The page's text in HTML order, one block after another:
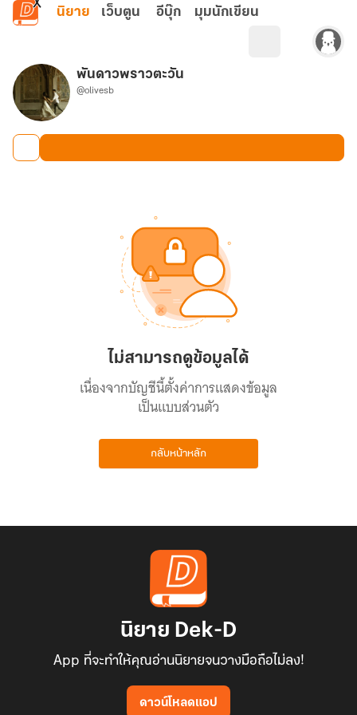
ข้ามไปยังเนื้อหาหลัก
นิยาย เว็บตูน อีบุ๊ก มุมนักเขียน
พันดาวพราวตะวัน
@olivesb
ไม่สามารถดูข้อมูลได้
เนื่องจากบัญชีนี้ตั้งค่าการแสดงข้อมูล
เป็นแบบส่วนตัว
กลับหน้าหลัก
นิยาย Dek-D
App ที่จะทำให้คุณอ่านนิยายจนวางมือถือไม่ลง!
ดาวน์โหลดแอป